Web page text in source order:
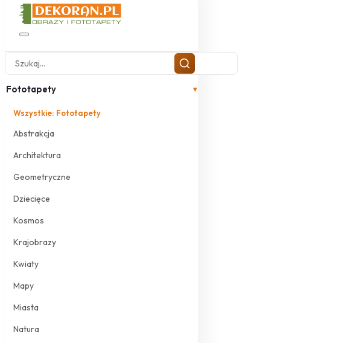
Fototapety ▾
Wszystkie: Fototapety
Abstrakcja
Architektura
Geometryczne
Dziecięce
Kosmos
Krajobrazy
Kwiaty
Mapy
Miasta
Natura